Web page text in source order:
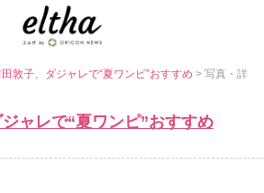
敦子、ダジャレで“夏ワンピ”おすすめ> 写真・詳
ャレで“夏ワンピ”おすすめ